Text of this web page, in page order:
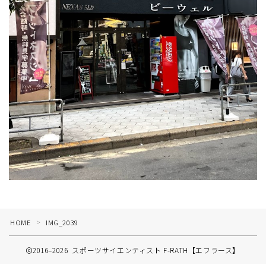
HOME ＞ IMG_2039
2016–2026 スポーツサイエンティスト F-RATH【エフラース】